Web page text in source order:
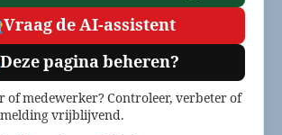
Vraag de AI-assistent
Deze pagina beheren?
of medewerker? Controleer, verbeter of
vrijblijvend.